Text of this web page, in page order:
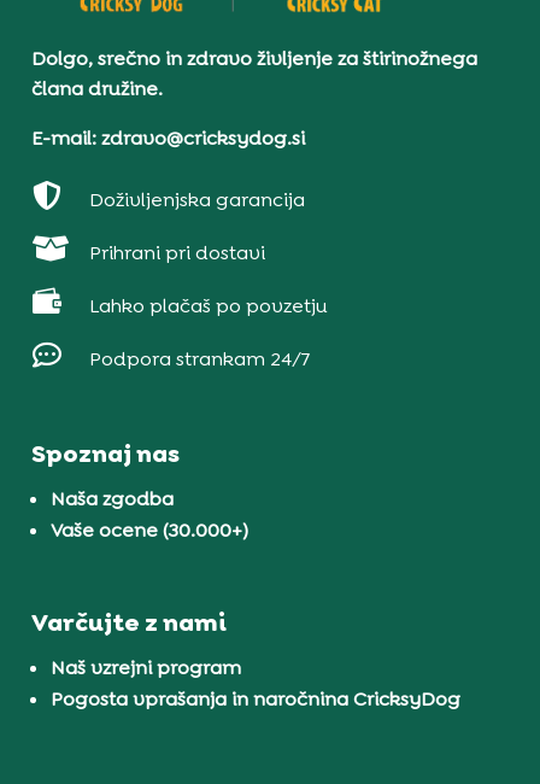
Dolgo, srečno in zdravo življenje za štirinožnega
člana družine.
E-mail: zdravo@cricksydog.si
 Doživljenjska garancija
 Prihrani pri dostavi
 Lahko plačaš po povzetju
 Podpora strankam 24/7
Spoznaj nas
Naša zgodba
Vaše ocene (30.000+)
Varčujte z nami
Naš vzrejni program
Pogosta vprašanja in naročnina CricksyDog